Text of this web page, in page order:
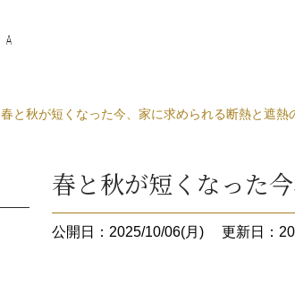
春と秋が短くなった今、家に求められる断熱と遮熱
春と秋が短くなった
公開日：2025/10/06(月) 更新日：